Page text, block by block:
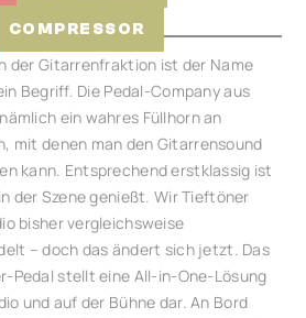
COMPRESSOR
der Gitarrenfraktion ist der Name
Begriff. Die Pedal-Company aus
ein wahres Füllhorn an
mit denen man den Gitarrensound
kann. Entsprechend erstklassig ist
der Szene genießt. Wir Tieftöner
bisher vergleichsweise
– doch das ändert sich jetzt. Das
Pedal stellt eine All-in-One-Lösung
und auf der Bühne dar. An Bord